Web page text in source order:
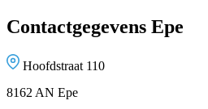
Contactgegevens Epe
Hoofdstraat 110
8162 AN Epe